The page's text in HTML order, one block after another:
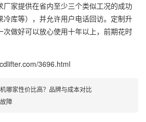
厂家提供在省内至少三个类似工况的成功
冷库等），并允许用户电话回访。定制升
次做好可以放心使用十年以上，前期花时
3696.html
哪家性价比高？品牌与成本对比
障